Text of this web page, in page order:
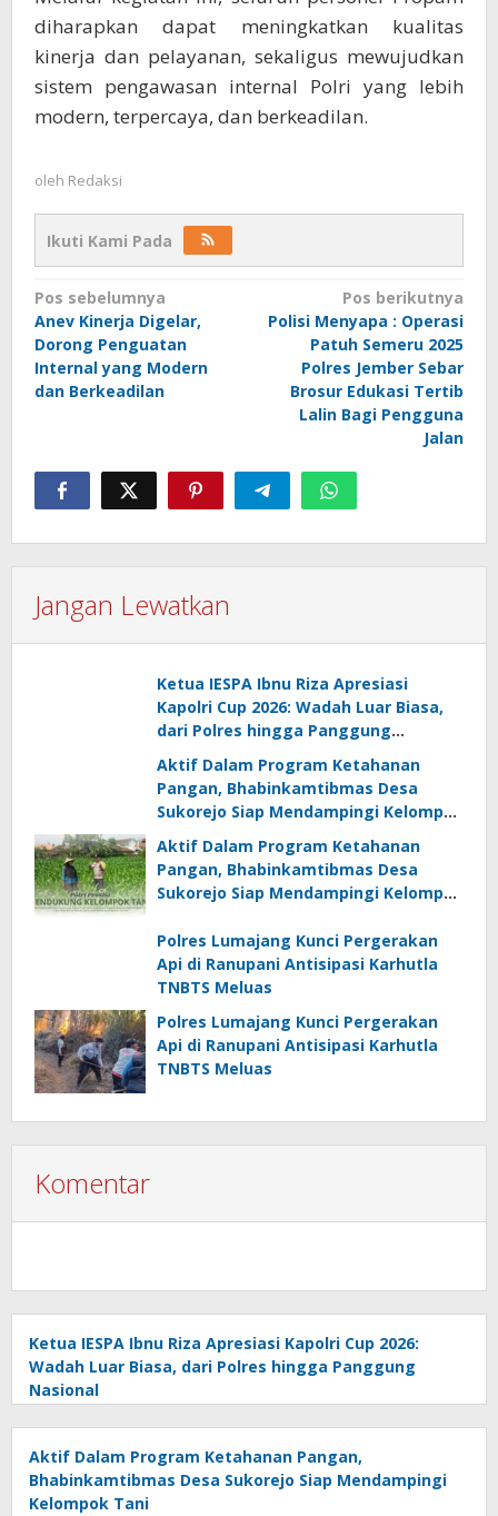
diharapkan dapat meningkatkan kualitas
kinerja dan pelayanan, sekaligus mewujudkan
sistem pengawasan internal Polri yang lebih
modern, terpercaya, dan berkeadilan.
oleh Redaksi
Ikuti Kami Pada
Navigasi
pos
Pos sebelumnya
Anev Kinerja Digelar,
Dorong Penguatan
Internal yang Modern
dan Berkeadilan
Pos berikutnya
Polisi Menyapa : Operasi
Patuh Semeru 2025
Polres Jember Sebar
Brosur Edukasi Tertib
Lalin Bagi Pengguna
Jalan
Jangan Lewatkan
Ketua IESPA Ibnu Riza Apresiasi
Kapolri Cup 2026: Wadah Luar Biasa,
dari Polres hingga Panggung
Nasional
Aktif Dalam Program Ketahanan
Pangan, Bhabinkamtibmas Desa
Sukorejo Siap Mendampingi Kelompok
Tani
Aktif Dalam Program Ketahanan
Pangan, Bhabinkamtibmas Desa
Sukorejo Siap Mendampingi Kelompok
Polres Lumajang Kunci Pergerakan
Api di Ranupani Antisipasi Karhutla
TNBTS Meluas
Polres Lumajang Kunci Pergerakan
Api di Ranupani Antisipasi Karhutla
TNBTS Meluas
Komentar
Ketua IESPA Ibnu Riza Apresiasi Kapolri Cup 2026:
Wadah Luar Biasa, dari Polres hingga Panggung
Nasional
Aktif Dalam Program Ketahanan Pangan,
Bhabinkamtibmas Desa Sukorejo Siap Mendampingi
Kelompok Tani